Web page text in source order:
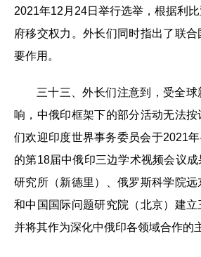
2021年12月24日举行选举，根据利
府移交权力。外长们同时指出了联
要作用。
三十三、外长们注意到，受全
响，中俄印框架下的部分活动无法
们欢迎印度世界事务委员会于2021
的第18届中俄印三边学术视频会议
研究所（新德里）、俄罗斯科学院远
和中国国际问题研究院（北京）建立
并将其作为深化中俄印各领域合作的